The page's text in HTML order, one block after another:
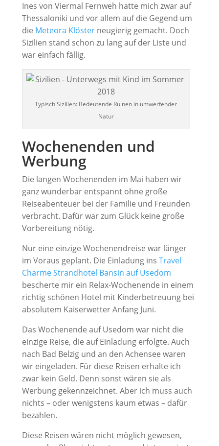
Ines von Viermal Fernweh hatte mich zwar auf
Thessaloniki und vor allem auf die Gegend um
die Meteora Klösterneugierig gemacht. Doch
Sizilien stand schon zu lang auf der Liste und
war einfach fällig.
Typisch Sizilien: Bedeutende Ruinen in umwerfender
Natur
Wochenenden und
Werbung
Die langen Wochenenden im Mai haben wir
ganz wunderbar entspannt ohne große
Reiseabenteuer bei der Familie und Freunden
verbracht. Dafür war zum Glück keine große
Vorbereitung nötig.
Nur eine einzige Wochenendreise war länger
im Voraus geplant. Die Einladung ins Travel
Charme Strandhotel Bansin auf Usedom
bescherte mir ein Relax-Wochenende in einem
richtig schönen Hotel mit Kinderbetreuung bei
absolutem Kaiserwetter Anfang Juni.
Das Wochenende auf Usedom war nicht die
einzige Reise, die auf Einladung erfolgte. Auch
nach Bad Belzig und an den Achensee waren
wir eingeladen. Für diese Reisen erhalte ich
zwar kein Geld. Denn sonst wären sie als
Werbung gekennzeichnet. Aber ich muss auch
nichts – oder wenigstens kaum etwas – dafür
bezahlen.
Diese Reisen wären nicht möglich gewesen,